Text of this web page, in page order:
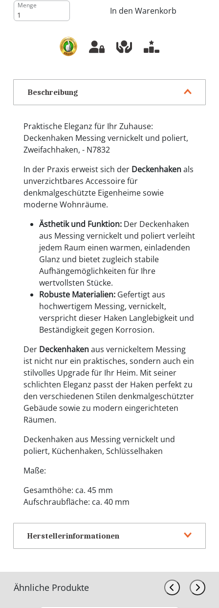
Menge
In den Warenkorb
Beschreibung
Praktische Eleganz für Ihr Zuhause:
Deckenhaken Messing vernickelt und poliert,
Zweifachhaken, - N7832
In der Praxis erweist sich der Deckenhakenals
unverzichtbares Accessoire für
denkmalgeschützte Eigenheime sowie
moderne Wohnräume.
Ästhetik und Funktion: Der Deckenhaken
aus Messing vernickelt und poliert verleiht
jedem Raum einen warmen, einladenden
Glanz und bietet zugleich stabile
Aufhängemöglichkeiten für Ihre
wertvollsten Stücke.
Robuste Materialien: Gefertigt aus
hochwertigem Messing, vernickelt,
verspricht dieser Haken Langlebigkeit und
Beständigkeit gegen Korrosion.
Der Deckenhakenaus vernickeltem Messing
ist nicht nur ein praktisches, sondern auch ein
stilvolles Upgrade für Ihr Heim. Mit seiner
schlichten Eleganz passt der Haken perfekt zu
den verschiedenen Stilen denkmalgeschützter
Gebäude sowie zu modern eingerichteten
Räumen.
Deckenhaken aus Messing vernickelt und
poliert, Küchenhaken, Schlüsselhaken
Maße:
Gesamthöhe: ca. 45 mm
Aufschraubfläche: ca. 40 mm
Herstellerinformationen
Ähnliche Produkte